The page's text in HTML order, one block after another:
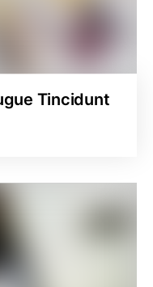
Tincidunt